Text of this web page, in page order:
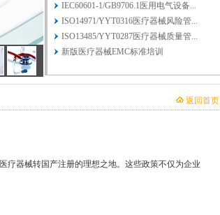
IEC60601-1/GB9706.1医用电气设备...
ISO14971/YYT0316医疗器械风险管...
ISO13485/YYT0287医疗器械质量管...
新版医疗器械EMC标准培训
返回首页
疗器械转国产注册的理想之地。这些政策不仅为企业